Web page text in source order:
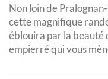
Non loin de
cette magnifique
éblouira par la beauté
empierré qui vous